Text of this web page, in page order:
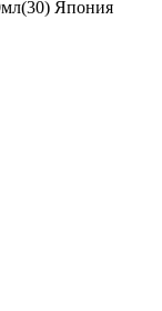
Япония